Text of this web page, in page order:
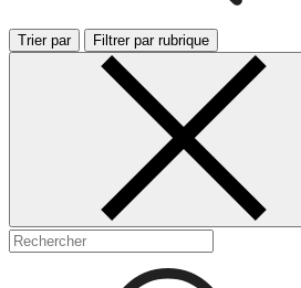
Trier par Filtrer par rubrique